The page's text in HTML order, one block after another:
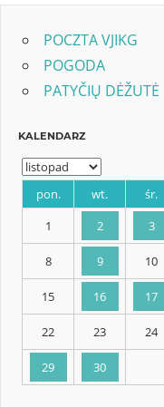
POCZTA VJIKG
POGODA
PATYČIŲ DĖŽUTĖ